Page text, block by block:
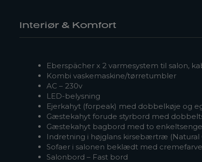
Interiør & Komfort
Eberspächer x 2 varmesystem til salon,
Kombi vaskemaskine/tørretumbler
AC – 230v
LED-belysning
Ejerkahyt (forpeak) med dobbelkøje og
Gæstekahyt forude styrbord med
Gæstekahyt bagbord med to enkeltsenge
Indretning i højglans kirsebærtræ (Natural
Sofaer i salonen beklædt med
Salonbord – Fast bord